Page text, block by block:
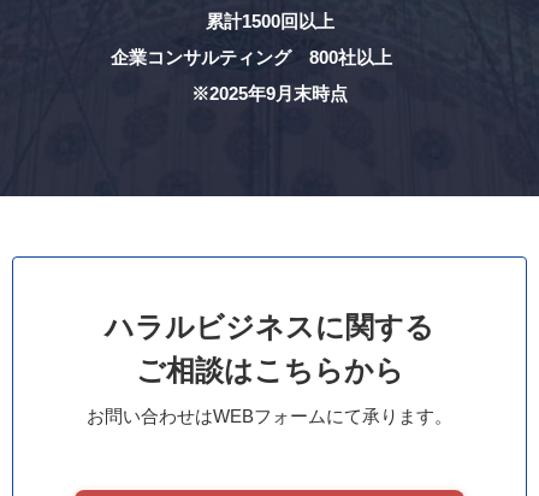
累計1500回以上
企業コンサルティング 800社以上
※2025年9月末時点
ハラルビジネスに関する
ご相談はこちらから
お問い合わせはWEBフォームにて承ります。